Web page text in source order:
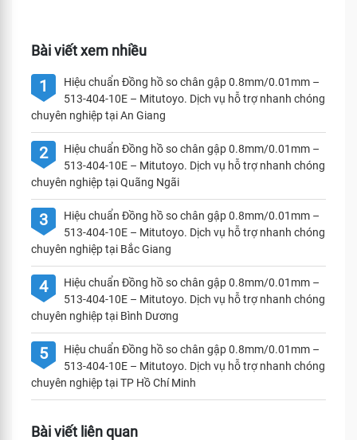
Bài viết xem nhiều
1
Hiệu chuẩn Đồng hồ so chân gập 0.8mm/0.01mm –
513-404-10E – Mitutoyo. Dịch vụ hỗ trợ nhanh chóng
chuyên nghiệp tại An Giang
2
Hiệu chuẩn Đồng hồ so chân gập 0.8mm/0.01mm –
513-404-10E – Mitutoyo. Dịch vụ hỗ trợ nhanh chóng
chuyên nghiệp tại Quãng Ngãi
3
Hiệu chuẩn Đồng hồ so chân gập 0.8mm/0.01mm –
513-404-10E – Mitutoyo. Dịch vụ hỗ trợ nhanh chóng
chuyên nghiệp tại Bắc Giang
4
Hiệu chuẩn Đồng hồ so chân gập 0.8mm/0.01mm –
513-404-10E – Mitutoyo. Dịch vụ hỗ trợ nhanh chóng
chuyên nghiệp tại Bình Dương
5
Hiệu chuẩn Đồng hồ so chân gập 0.8mm/0.01mm –
513-404-10E – Mitutoyo. Dịch vụ hỗ trợ nhanh chóng
chuyên nghiệp tại TP Hồ Chí Minh
Bài viết liên quan